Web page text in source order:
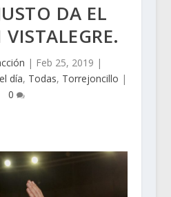
DA EL
| Feb 25, 2019 |
día, Todas, Torrejoncillo |
0